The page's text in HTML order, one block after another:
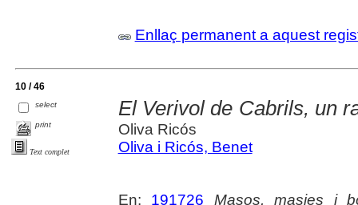
Enllaç permanent a aquest
10 / 46
select
print
Text complet
El Verivol de Cabrils, un
Oliva Ricós
Oliva i Ricós, Benet
En: 191726 Masos, masies i